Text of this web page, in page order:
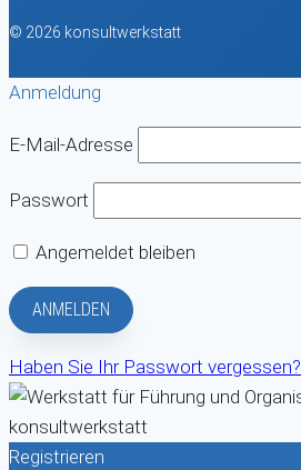
© 2026 konsultwerkstatt
Anmeldung
E-Mail-Adresse
Passwort
Angemeldet bleiben
Haben Sie Ihr Passwort vergessen?
Registrieren